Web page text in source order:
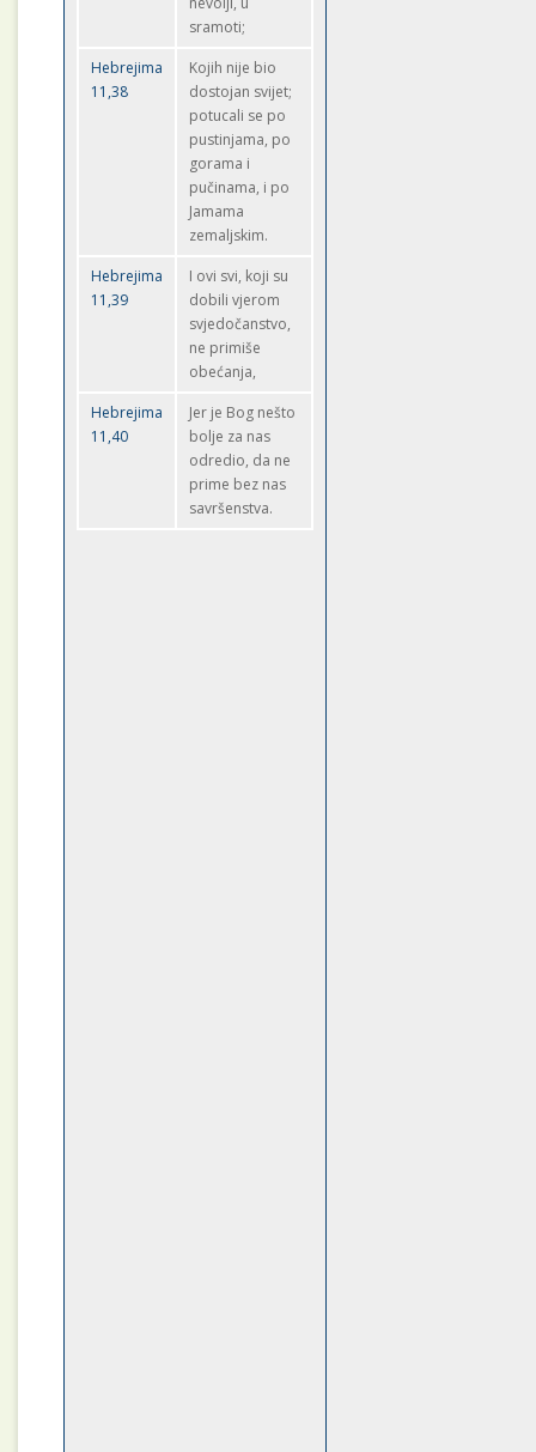
sramoti;
Hebrejima
11,38
Kojih nije bio
dostojan svijet;
potucali se po
pustinjama, po
gorama i
pučinama, i po
Jamama
zemaljskim.
Hebrejima
11,39
I ovi svi, koji su
dobili vjerom
svjedočanstvo,
ne primiše
obećanja,
Hebrejima
11,40
Jer je Bog nešto
bolje za nas
odredio, da ne
prime bez nas
savršenstva.